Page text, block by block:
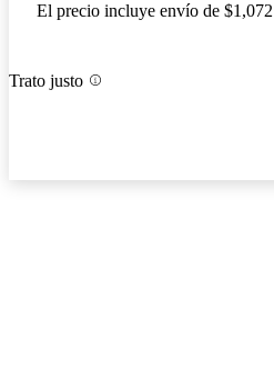
El precio incluye envío de $1,072
Trato justo